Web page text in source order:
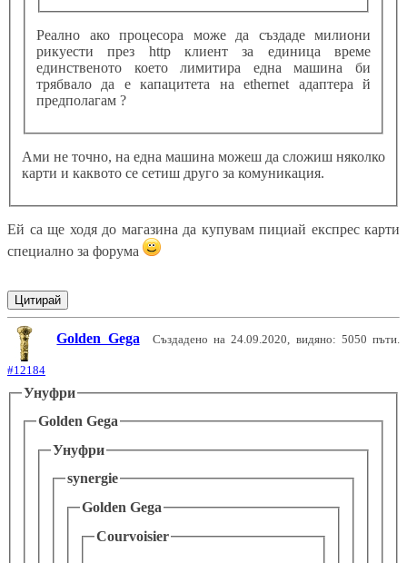
Реално ако процесора може да създаде милиони
рикуести през http клиент за единица време
единственото което лимитира една машина би
трябвало да е капацитета на ethernet адаптера й
предполагам ?
Ами не точно, на една машина можеш да сложиш няколко
карти и каквото се сетиш друго за комуникация.
Ей са ще ходя до магазина да купувам пициай експрес карти
специално за форума
Цитирай
Golden Gega Създадено на 24.09.2020, видяно: 5050 пъти.
#12184
Унуфри
Golden Gega
Унуфри
synergie
Golden Gega
Courvoisier